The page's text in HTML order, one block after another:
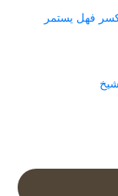
فهل يستمر